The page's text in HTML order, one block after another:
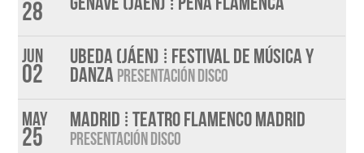
28
Jun
02
UBEDA (JÁEN) ⁞ FESTIVAL DE MÚSICA Y
DANZA PRESENTACIÓN DISCO
May
25
MADRID ⁞ TEATRO FLAMENCO MADRID
PRESENTACIÓN DISCO